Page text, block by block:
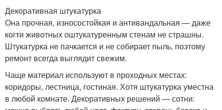
Декоративная штукатурка
Она прочная, износостойкая и антивандальная — даже
когти животных оштукатуренным стенам не страшны.
Штукатурка не пачкается и не собирает пыль, поэтому
ремонт всегда выглядит свежим.
Чаще материал используют в проходных местах:
коридоры, лестница, гостиная. Хотя штукатурка уместна
в любой комнате. Декоративных решений — сотни: